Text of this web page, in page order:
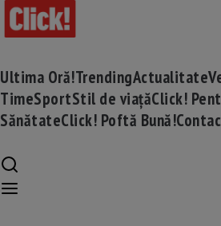
Ultima Oră!TrendingActualitate
TimeSportStil de viațăClick!
SănătateClick! Poftă Bună!